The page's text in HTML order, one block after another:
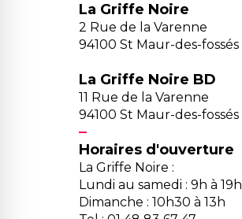
La Griffe Noire
2 Rue de la Varenne
94100 St Maur-des-fossés
La Griffe Noire BD
11 Rue de la Varenne
94100 St Maur-des-fossés
Horaires d'ouverture
La Griffe Noire :
Lundi au samedi : 9h à 19h
Dimanche : 10h30 à 13h